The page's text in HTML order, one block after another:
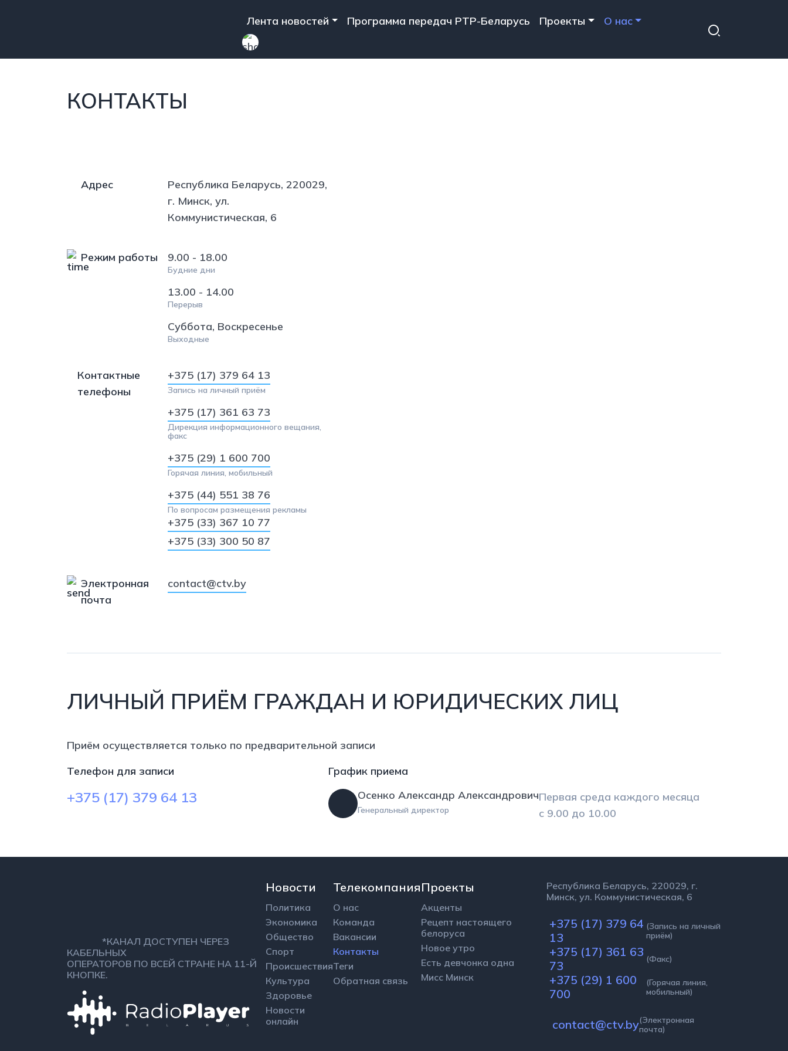
Main navigation
Лента новостей Программа передач РТР-Беларусь Проекты О нас
СТРОКА НАВИГАЦИИ
КОНТАКТЫ
Адрес
Республика Беларусь, 220029,
г. Минск, ул.
Коммунистическая, 6
Режим работы 9.00 - 18.00
Будние дни
13.00 - 14.00
Перерыв
Суббота, Воскресенье
Выходные
Контактные
телефоны
+375 (17) 379 64 13
Запись на личный приём
+375 (17) 361 63 73
Дирекция информационного вещания,
факс
+375 (29) 1 600 700
Горячая линия, мобильный
+375 (44) 551 38 76
По вопросам размещения рекламы
+375 (33) 367 10 77
+375 (33) 300 50 87
Электронная
почта
contact@ctv.by
ЛИЧНЫЙ ПРИЁМ ГРАЖДАН И ЮРИДИЧЕСКИХ ЛИЦ
Приём осуществляется только по предварительной записи
Телефон для записи
+375 (17) 379 64 13
График приема
Осенко Александр Александрович
Генеральный директор
Первая среда каждого месяца
с 9.00 до 10.00
*КАНАЛ ДОСТУПЕН ЧЕРЕЗ
КАБЕЛЬНЫХ
ОПЕРАТОРОВ ПО ВСЕЙ СТРАНЕ НА 11-Й
КНОПКЕ.
Новости
Политика
Экономика
Общество
Спорт
Происшествия
Культура
Здоровье
Новости
онлайн
Телекомпания
О нас
Команда
Вакансии
Контакты
Теги
Обратная связь
Проекты
Акценты
Рецепт настоящего
белоруса
Новое утро
Есть девчонка одна
Мисс Минск
Республика Беларусь, 220029, г.
Минск, ул. Коммунистическая, 6
+375 (17) 379 64
13
(Запись на личный
приём)
+375 (17) 361 63
73
(Факс)
+375 (29) 1 600
700
(Горячая линия,
мобильный)
contact@ctv.by(Электронная
почта)